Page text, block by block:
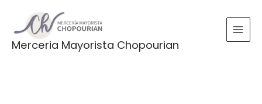
contenido
Merceria Mayorista Chopourian